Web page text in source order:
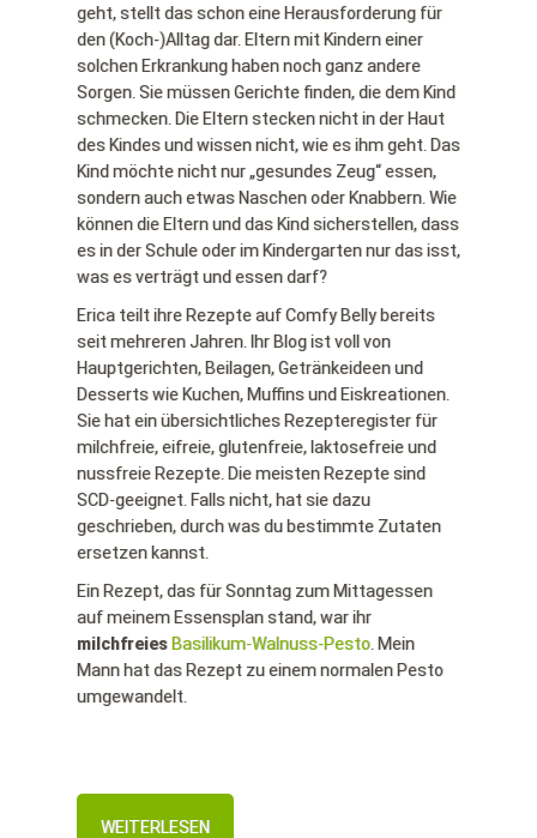
geht, stellt das schon eine Herausforderung für
den (Koch-)Alltag dar. Eltern mit Kindern einer
solchen Erkrankung haben noch ganz andere
Sorgen. Sie müssen Gerichte finden, die dem Kind
schmecken. Die Eltern stecken nicht in der Haut
des Kindes und wissen nicht, wie es ihm geht. Das
Kind möchte nicht nur „gesundes Zeug“ essen,
sondern auch etwas Naschen oder Knabbern. Wie
können die Eltern und das Kind sicherstellen, dass
es in der Schule oder im Kindergarten nur das isst,
was es verträgt und essen darf?
Erica teilt ihre Rezepte auf Comfy Belly bereits
seit mehreren Jahren. Ihr Blog ist voll von
Hauptgerichten, Beilagen, Getränkeideen und
Desserts wie Kuchen, Muffins und Eiskreationen.
Sie hat ein übersichtliches Rezepteregister für
milchfreie, eifreie, glutenfreie, laktosefreie und
nussfreie Rezepte. Die meisten Rezepte sind
SCD-geeignet. Falls nicht, hat sie dazu
geschrieben, durch was du bestimmte Zutaten
ersetzen kannst.
Ein Rezept, das für Sonntag zum Mittagessen
auf meinem Essensplan stand, war ihr
milchfreies Basilikum-Walnuss-Pesto . Mein
Mann hat das Rezept zu einem normalen Pesto
umgewandelt.
WEITERLESEN